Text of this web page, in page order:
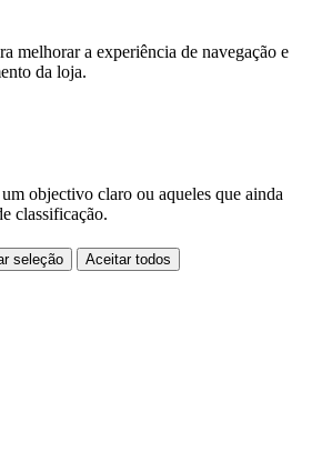
melhorar a experiência de navegação e
da loja.
objectivo claro ou aqueles que ainda
classificação.
seleção Aceitar todos